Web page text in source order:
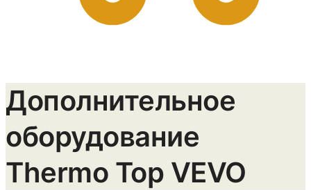
Дополнительное
оборудование
Thermo Top VEVO